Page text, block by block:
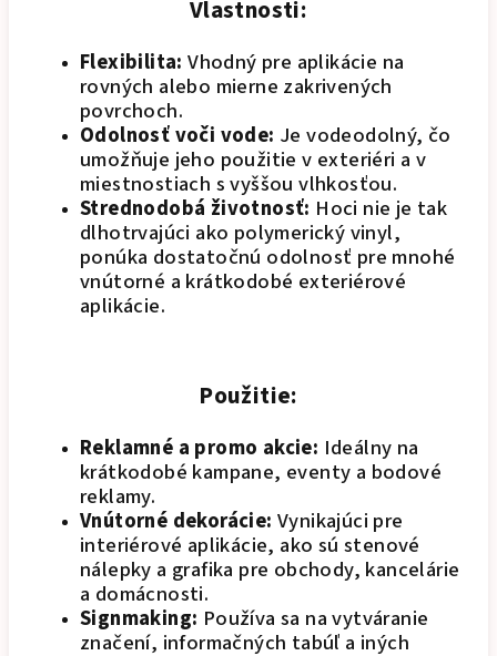
Vlastnosti:
Flexibilita: Vhodný pre aplikácie na
rovných alebo mierne zakrivených
povrchoch.
Odolnosť voči vode: Je vodeodolný, čo
umožňuje jeho použitie v exteriéri a v
miestnostiach s vyššou vlhkosťou.
Strednodobá životnosť: Hoci nie je tak
dlhotrvajúci ako polymerický vinyl,
ponúka dostatočnú odolnosť pre mnohé
vnútorné a krátkodobé exteriérové
aplikácie.
Použitie:
Reklamné a promo akcie: Ideálny na
krátkodobé kampane, eventy a bodové
reklamy.
Vnútorné dekorácie: Vynikajúci pre
interiérové aplikácie, ako sú stenové
nálepky a grafika pre obchody, kancelárie
a domácnosti.
Signmaking: Používa sa na vytváranie
značení, informačných tabúľ a iných